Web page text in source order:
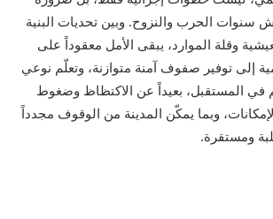
سنوات الحرب والنزوح. وبين تحديات البنية
وقلة الموارد، يبقى الأمل معقوداً على
إلى توفير صفوف آمنة متوازنة، وتعلّم نوعي
في المستقبل، بعيداً عن الاكتظاظ وضغوط
وبما يمكّن المدينة من الوقوف مجدداً
ومستقرة.